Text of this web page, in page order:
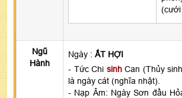
(cưới
Ngũ
Hành
Ngày : ẤT HỢI
- Tức Chi sinhCan (Thủy
là ngày cát (nghĩa nhật).
- Nạp Âm: Ngày Sơn đầu